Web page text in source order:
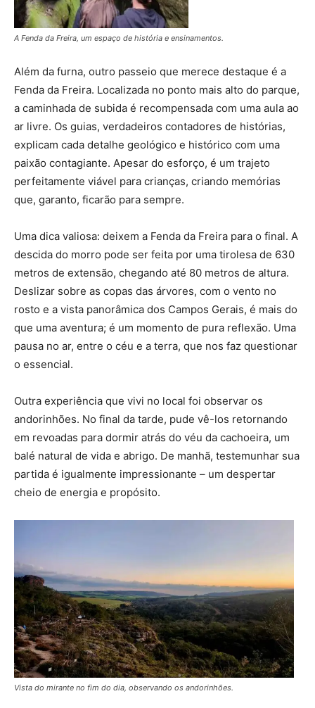
A Fenda da Freira, um espaço de história e ensinamentos.
Além da furna, outro passeio que merece destaque é a
Fenda da Freira. Localizada no ponto mais alto do parque,
a caminhada de subida é recompensada com uma aula ao
ar livre. Os guias, verdadeiros contadores de histórias,
explicam cada detalhe geológico e histórico com uma
paixão contagiante. Apesar do esforço, é um trajeto
perfeitamente viável para crianças, criando memórias
que, garanto, ficarão para sempre.
Uma dica valiosa: deixem a Fenda da Freira para o final. A
descida do morro pode ser feita por uma tirolesa de 630
metros de extensão, chegando até 80 metros de altura.
Deslizar sobre as copas das árvores, com o vento no
rosto e a vista panorâmica dos Campos Gerais, é mais do
que uma aventura; é um momento de pura reflexão. Uma
pausa no ar, entre o céu e a terra, que nos faz questionar
o essencial.
Outra experiência que vivi no local foi observar os
andorinhões. No final da tarde, pude vê-los retornando
em revoadas para dormir atrás do véu da cachoeira, um
balé natural de vida e abrigo. De manhã, testemunhar sua
partida é igualmente impressionante – um despertar
cheio de energia e propósito.
Vista do mirante no fim do dia, observando os andorinhões.